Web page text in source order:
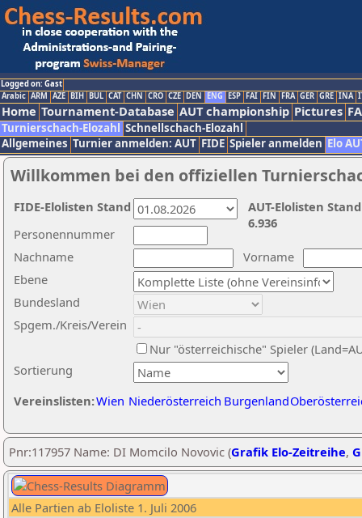
Logged on: Gast
Arabic ARM AZE BIH BUL CAT CHN CRO CZE DEN ENG ESP FAI FIN FRA GER GRE INA
Home Tournament-Database AUT championship Pictures
Turnierschach-Elozahl Schnellschach-Elozahl
Allgemeines Turnier anmelden: AUT FIDE Spieler anmelden Elo
Willkommen bei den offiziellen
Nachname
Vorname
Ebene
Sortierung
Personennummer
Bundesland
Spgem./Kreis/Verein
Nur "österreichische" Spieler
Vereinslisten:Wien Niederösterreich Burgenland
AUT-Elolisten
6.936
FIDE-Elolisten Stand
Pnr:117957 Name: DI Momcilo Novovic (Grafik Elo-Zeitreihe,
Alle Partien ab Eloliste 1. Juli 2006